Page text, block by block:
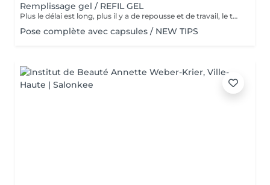
Remplissage gel / REFIL GEL
Plus le délai est long, plus il y a de repousse et de travail, le tarif s'adapte donc au temps écoulé depuis votre dernier rendez-vous. Merci de choisir le remplissage adapté
Pose complète avec capsules / NEW TIPS